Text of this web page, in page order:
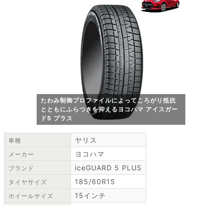
たわみ制御プロファイルによってころがり抵抗
とともにふらつきを抑えるヨコハマ アイスガー
ド5 プラス
車種 ヤリス
メーカー ヨコハマ
ブランド iceGUARD 5 PLUS
タイヤサイズ 185/60R15
ホイールサイズ 15インチ